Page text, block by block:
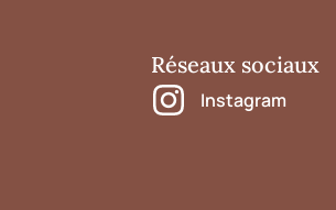
Réseaux sociaux
Instagram